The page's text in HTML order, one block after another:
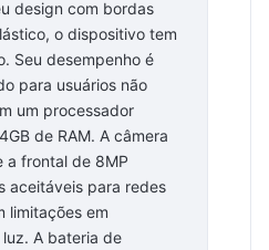
design com bordas
o dispositivo tem
Seu desempenho é
para usuários não
um processador
de RAM. A câmera
a frontal de 8MP
aceitáveis para redes
limitações em
A bateria de